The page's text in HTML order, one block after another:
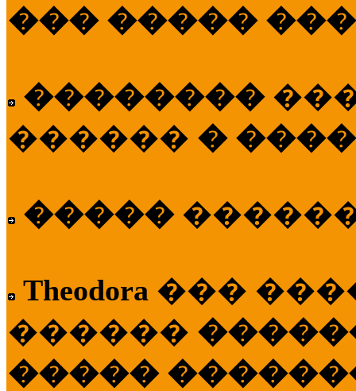
��� �����
��������
������ �
�����
Theodora ���
������
�����